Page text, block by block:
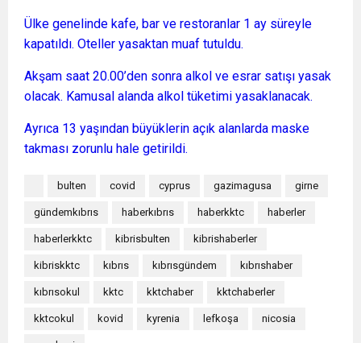
Ülke genelinde kafe, bar ve restoranlar 1 ay süreyle
kapatıldı. Oteller yasaktan muaf tutuldu.
Akşam saat 20.00’den sonra alkol ve esrar satışı yasak
olacak. Kamusal alanda alkol tüketimi yasaklanacak.
Ayrıca 13 yaşından büyüklerin açık alanlarda maske
takması zorunlu hale getirildi.
bulten covid cyprus gazimagusa girne
gündemkıbrıs haberkıbrıs haberkktc haberler
haberlerkktc kibrisbulten kibrishaberler
kibriskktc kıbrıs kıbrısgündem kıbrıshaber
kıbrısokul kktc kktchaber kktchaberler
kktcokul kovid kyrenia lefkoşa nicosia